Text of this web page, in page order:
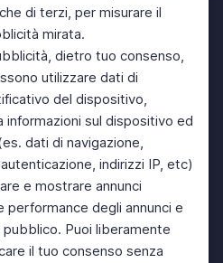
di terzi, per misurare il
mirata.
dietro tuo consenso,
utilizzare dati di
del dispositivo,
informazioni sul dispositivo ed
dati di navigazione,
indirizzi IP, etc)
e mostrare annunci
performance degli annunci e
Puoi liberamente
il tuo consenso senza